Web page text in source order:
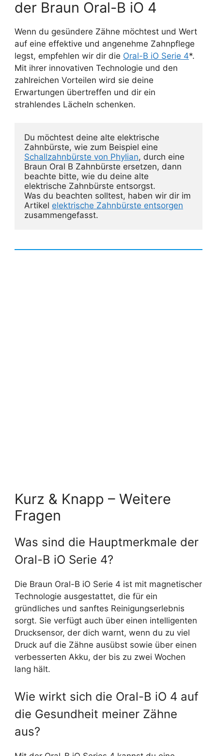
der Braun Oral-B iO 4
Wenn du gesündere Zähne möchtest und Wert
auf eine effektive und angenehme Zahnpflege
legst, empfehlen wir dir die Oral-B iO Serie 4*.
Mit ihrer innovativen Technologie und den
zahlreichen Vorteilen wird sie deine
Erwartungen übertreffen und dir ein
strahlendes Lächeln schenken.
Du möchtest deine alte elektrische
Schallzahnbürste von Phylian, durch eine
Braun Oral B Zahnbürste ersetzen, dann
beachte bitte, wie du deine alte
elektrische Zahnbürste entsorgst.
Was du beachten solltest, haben wir dir im
Artikel elektrische Zahnbürste entsorgen
zusammengefasst.
Kurz & Knapp – Weitere
Fragen
Was sind die Hauptmerkmale der
Oral-B iO Serie 4?
Die Braun Oral-B iO Serie 4 ist mit magnetischer
Technologie ausgestattet, die für ein
gründliches und sanftes Reinigungserlebnis
sorgt. Sie verfügt auch über einen intelligenten
Drucksensor, der dich warnt, wenn du zu viel
Druck auf die Zähne ausübst sowie über einen
verbesserten Akku, der bis zu zwei Wochen
lang hält.
Wie wirkt sich die Oral-B iO 4 auf
die Gesundheit meiner Zähne
aus?